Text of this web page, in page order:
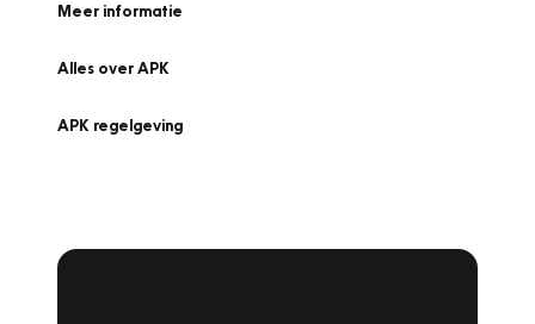
Meer informatie
Alles over APK
APK regelgeving